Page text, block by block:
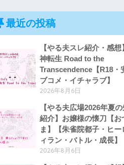
最近の投稿
【やる夫スレ紹介・感
神転生 Road to the
Transcendence【R18・
ブコメ・イチャラブ】
2026年8月6日
【やる夫広場2026年夏の
紹介】お嬢様の懐刀【お
ま】【朱雀院都子・ヒー
ィラン・バトル・成長】
2026年8月6日